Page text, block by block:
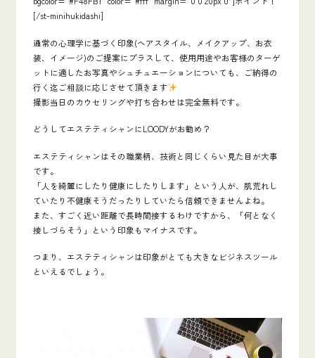
[/st-minihukidashi]
通常の心理学に基づく印象(ヘアスタイル、メイクアップ、お衣
装、イメージ)のご提案にプラスして、使用用途やお客様のターゲ
ットに適したお写真やシュチュエーションについても、ご納得の
行く迄ご相談に応じさせて頂きます
撮影当日のカウセリングや打ち合わせは完全無料です。
どうしてエステティシャンにLOODYがお勧め？
エステティシャンはその職業柄、技術と同じくらい見た目が大事
です。
「人を綺麗にしたり健康にしたりします」という人が、肌荒れし
ていたり不健康そうだったりしていたら信頼できませんよね。
また、すごく近い距離で長時間接するわけですから、「何となく
接しづらそう」という印象もマイナスです。
つまり、エステティシャンは印象がとても大きなビジネスツール
といえるでしょう。